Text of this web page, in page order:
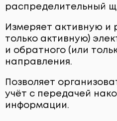
СЧЁТЧИКИ ГАЗА
СИСТЕМЫ
ЩИТОВОЕ
распределительный
Измеряет активную и
только активную)
и обратного (или
направления.
Позволяет
учёт с передачей
информации.